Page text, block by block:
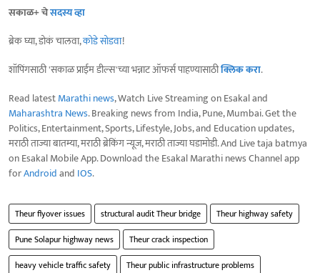
सकाळ+ चेसदस्य व्हा
ब्रेक घ्या, डोकं चालवा,कोडे सोडवा!
शॉपिंगसाठी 'सकाळ प्राईम डील्स'च्या भन्नाट ऑफर्स पाहण्यासाठीक्लिक करा.
Read latestMarathi news, Watch Live Streaming on Esakal and
Maharashtra News. Breaking news from India, Pune, Mumbai. Get the
Politics, Entertainment, Sports, Lifestyle, Jobs, and Education updates,
मराठी ताज्या बातम्या, मराठी ब्रेकिंग न्यूज, मराठी ताज्या घडामोडी. And Live taja batmya
on Esakal Mobile App. Download the Esakal Marathi news Channel app
forAndroidand IOS.
Theur flyover issues structural audit Theur bridge
Theur highway safety
Pune Solapur highway news
Theur crack inspection
heavy vehicle traffic safety
Theur public infrastructure problems